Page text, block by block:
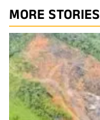
MORE STORIES